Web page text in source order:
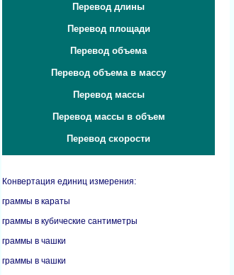
Перевод длины
Перевод площади
Перевод объема
Перевод объема в массу
Перевод массы
Перевод массы в объем
Перевод скорости
Конвертация единиц измерения:
граммы в караты
граммы в кубические сантиметры
граммы в чашки
граммы в чашки